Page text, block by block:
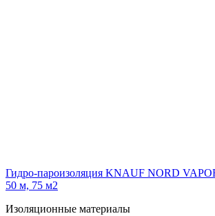
Гидро-пароизоляция KNAUF NORD
50 м, 75 м2
Изоляционные материалы